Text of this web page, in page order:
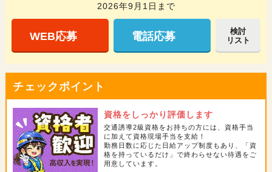
勤務日数に応じて日給がアップする仕組みなので、たくさん
働く方ほど高収入が目指せます。
夜勤最大17,350円
日勤最大15,800円
の高収入も目指せます。
※資格手当+転職支援金（入社祝金）＋食事代を含む
2026年9月1日まで
WEB応募 電話応募
検討
リスト
チェックポイント
資格をしっかり評価します
交通誘導2級資格をお持ちの方には、資格手当
に加えて資格現場手当を支給！
勤務日数に応じた日給アップ制度もあり、「資
格を持っているだけ」で終わらせない待遇をご
用意しています。